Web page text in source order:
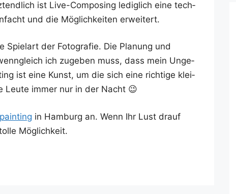
ist Live-Com­po­sing ledig­lich eine tech­
und die Mög­lich­kei­ten erweitert.
Spiel­art der Foto­gra­fie. Die Pla­nung und
ich zuge­ben muss, dass mein Unge­
ist eine Kunst, um die sich eine rich­ti­ge klei­
Leu­te immer nur in der Nacht 😉
in Ham­burg an. Wenn Ihr Lust drauf
Möglichkeit.